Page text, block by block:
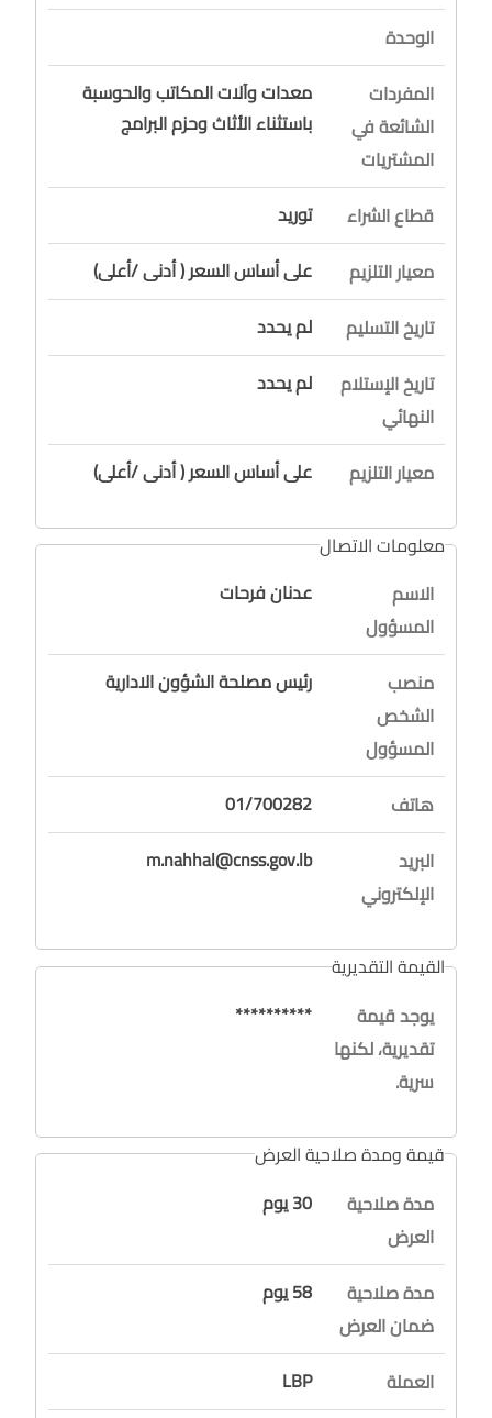
الوحدة
المفردات
الشائعة في
المشتريات
معدات وآلات المكاتب والحوسبة
باستثناء الأثاث وحزم البرامج
قطاع الشراء
توريد
معيار التلزيم
على أساس السعر ( أدنى /أعلى)
تاريخ التسليم
لم يحدد
تاريخ الإستلام
النهائي
لم يحدد
معيار التلزيم على أساس السعر ( أدنى /أعلى)
معلومات الاتصال
الاسم
المسؤول
عدنان فرحات
منصب
الشخص
المسؤول
رئيس مصلحة الشؤون الادارية
هاتف
01/700282
البريد
الإلكتروني
m.nahhal@cnss.gov.lb
القيمة التقديرية
يوجد قيمة
تقديرية، لكنها
سرية.
**********
قيمة ومدة صلاحية العرض
مدة صلاحية
العرض
30 يوم
مدة صلاحية
ضمان العرض
58 يوم
العملة
LBP